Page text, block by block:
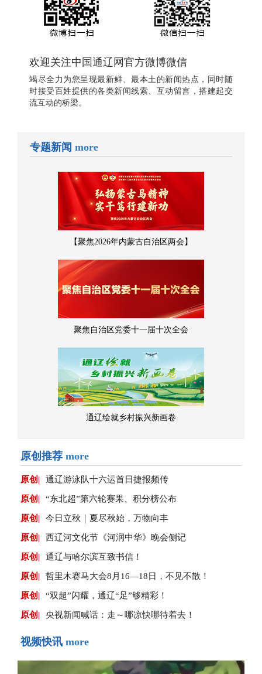
欢迎关注中国通辽网官方微博微信
竭尽全力为您呈现最新鲜、最本土的新闻热点，同时随
时接受百姓提供的各类新闻线索、互动留言，搭建起交
流互动的桥梁。
专题新闻 more
【聚焦2026年内蒙古自治区两会】
聚焦自治区党委十一届十次全会
通辽绘就乡村振兴新画卷
原创推荐 more
原创| 通辽游泳队十六运首日捷报频传
原创| “东北超”第六轮赛果、积分榜公布
原创| 今日立秋｜夏尽秋始，万物向丰
原创| 西辽河文化节《河润中华》晚会侧记
原创| 通辽与哈尔滨互致书信！
原创| 哲里木赛马大会8月16—18日，不见不散！
原创| “双超”闪耀，通辽“足”够精彩！
原创| 央视新闻喊话：走～哪凉快哪待着去！
视频快讯 more